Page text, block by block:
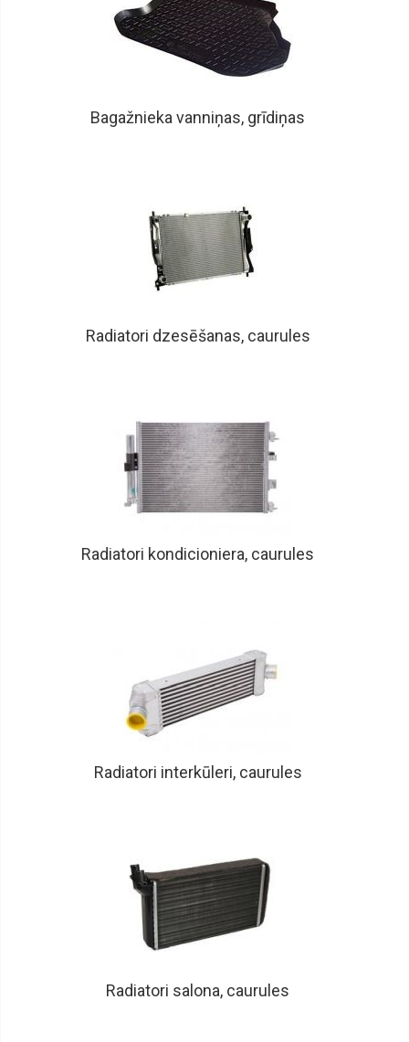
Bagažnieka vanniņas, grīdiņas
Radiatori dzesēšanas, caurules
Radiatori kondicioniera, caurules
Radiatori interkūleri, caurules
Radiatori salona, caurules